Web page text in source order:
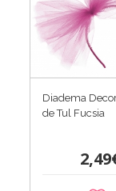
Diadema
de Tul Fucsia